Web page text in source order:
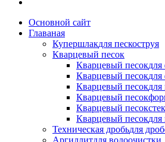
Основной сайт
Главаная
Купершлакдля пескоструя
Кварцевый песок
Кварцевый песок
Кварцевый песокдля
Кварцевый песокдля
Кварцевый песок
Кварцевый песок
Кварцевый песок
Техническая дробьдля
Аргиллитдля водоочистки